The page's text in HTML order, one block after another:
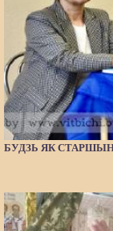
БУДЗЬ ЯК